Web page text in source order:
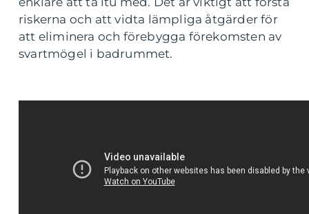
riskerna och att vidta lämpliga åtgärder för
att eliminera och förebygga förekomsten av
svartmögel i badrummet.